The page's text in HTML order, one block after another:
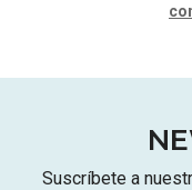
Suscríbete a